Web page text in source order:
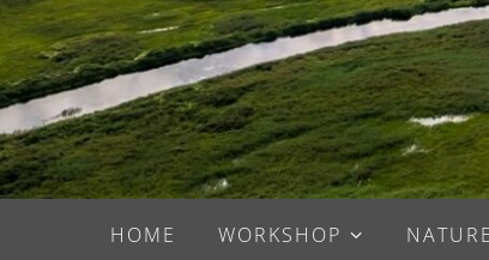
HOME WORKSHOP